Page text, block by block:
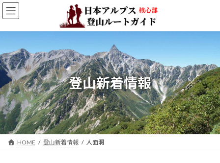
コ
ン
ン
へ
ス
キ
ッ
プ
ナ
ビ
ー
ョ
ン
に
移
動
登山新着情報
HOME 登山新着情報 人面洞